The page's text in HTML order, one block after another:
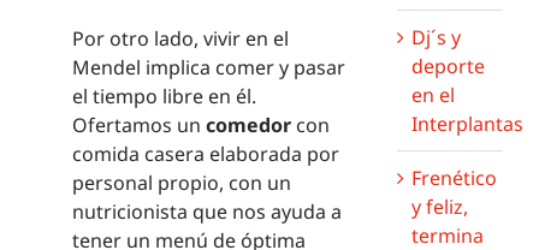
Por otro lado, vivir en el
Mendel implica comer y pasar
el tiempo libre en él.
Ofertamos un comedor con
comida casera elaborada por
personal propio, con un
nutricionista que nos ayuda a
tener un menú de óptima
Dj´s y
deporte
en el
Interplantas
Frenético
y feliz,
termina